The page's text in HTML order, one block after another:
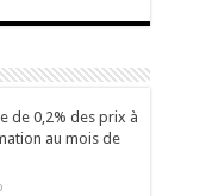
de 0,2% des prix à
au mois de